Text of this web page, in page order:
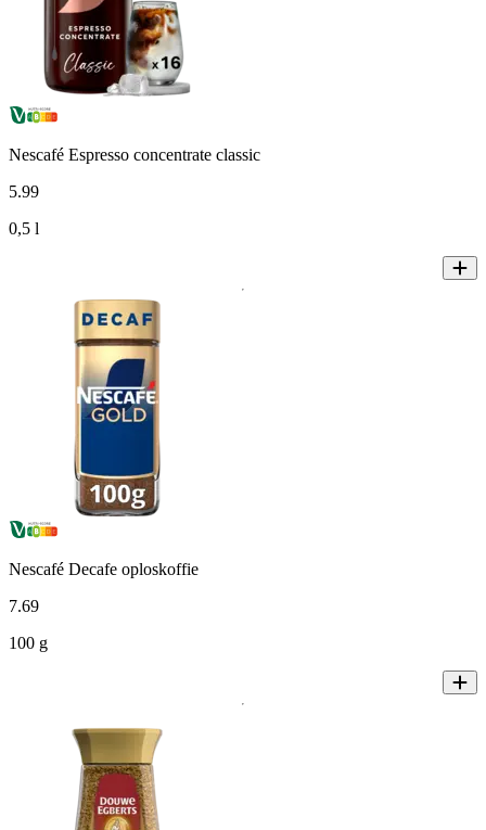
Nescafé Espresso concentrate classic
5.99
0,5 l
Nescafé Decafe oploskoffie
7.69
100 g